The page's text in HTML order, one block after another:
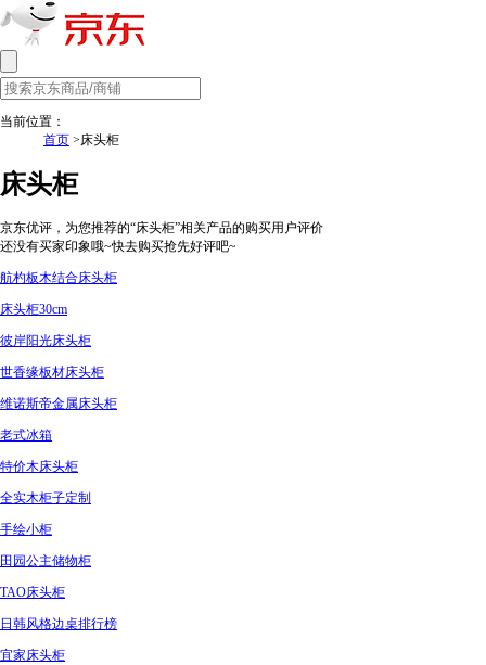
当前位置：
首页 >床头柜
床头柜
京东优评，为您推荐的“床头柜”相关产品的购买用户评价
还没有买家印象哦~快去购买抢先好评吧~
航杓板木结合床头柜
床头柜30cm
彼岸阳光床头柜
世香缘板材床头柜
维诺斯帝金属床头柜
老式冰箱
特价木床头柜
全实木柜子定制
手绘小柜
田园公主储物柜
TAO床头柜
日韩风格边桌排行榜
宜家床头柜